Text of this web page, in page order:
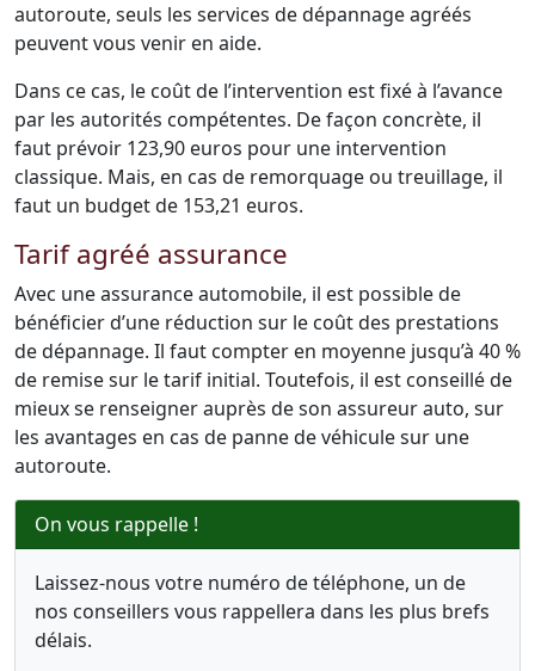
autoroute, seuls les services de dépannage agréés
peuvent vous venir en aide.
Dans ce cas, le coût de l’intervention est fixé à l’avance
par les autorités compétentes. De façon concrète, il
faut prévoir 123,90 euros pour une intervention
classique. Mais, en cas de remorquage ou treuillage, il
faut un budget de 153,21 euros.
Tarif agréé assurance
Avec une assurance automobile, il est possible de
bénéficier d’une réduction sur le coût des prestations
de dépannage. Il faut compter en moyenne jusqu’à 40 %
de remise sur le tarif initial. Toutefois, il est conseillé de
mieux se renseigner auprès de son assureur auto, sur
les avantages en cas de panne de véhicule sur une
autoroute.
On vous rappelle !
Laissez-nous votre numéro de téléphone, un de
nos conseillers vous rappellera dans les plus brefs
délais.